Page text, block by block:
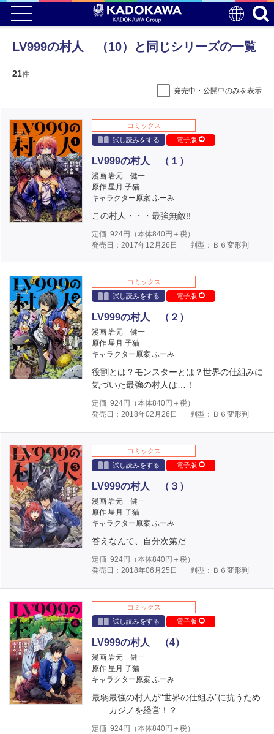
LV999の村人 （10）と同じシリーズの一覧
21件
発売中・公開中のみを表示
コミックス
試し読みをする
電子版
LV999の村人 （１）
漫画 岩元 健一
原作 星月 子猫
キャラクター原案 ふーみ
この村人・・・最強無敵!!
定価 924円（本体840円＋税）
発売日：2017年12月26日
判型：Ｂ６変形判
コミックス
試し読みをする
電子版
LV999の村人 （２）
漫画 岩元 健一
原作 星月 子猫
キャラクター原案 ふーみ
役割とは？モンスターとは？世界の仕組みに
気づいた最強の村人は…！
定価 924円（本体840円＋税）
発売日：2018年02月26日
判型：Ｂ６変形判
コミックス
試し読みをする
電子版
LV999の村人 （３）
漫画 岩元 健一
原作 星月 子猫
キャラクター原案 ふーみ
答えなんて、自分次第だ
定価 924円（本体840円＋税）
発売日：2018年06月25日
判型：Ｂ６変形判
コミックス
試し読みをする
電子版
LV999の村人 （4）
漫画 岩元 健一
原作 星月 子猫
キャラクター原案 ふーみ
最弱最強の村人が“世界の仕組み”に抗うため
――カジノを経営！？
定価 924円（本体840円＋税）